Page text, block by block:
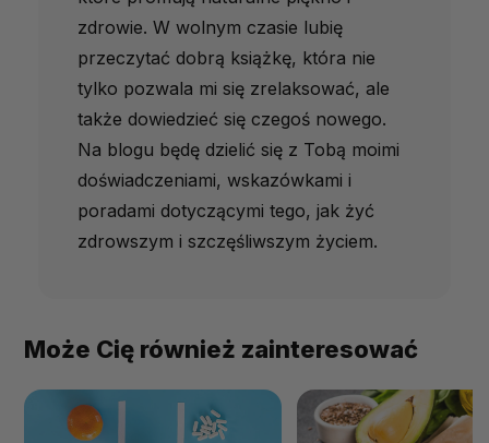
zdrowie. W wolnym czasie lubię
przeczytać dobrą książkę, która nie
tylko pozwala mi się zrelaksować, ale
także dowiedzieć się czegoś nowego.
Na blogu będę dzielić się z Tobą moimi
doświadczeniami, wskazówkami i
poradami dotyczącymi tego, jak żyć
zdrowszym i szczęśliwszym życiem.
Może Cię również zainteresować